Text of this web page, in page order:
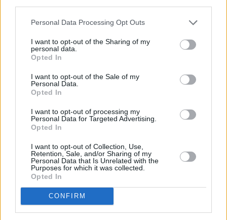
negar su consentimiento. Tenga en cuenta que algún
de su consentimiento, pero usted tiene el derecho de
rechazar tal procesamiento. Sus preferencias se aplicarán
cualquier momento entrando de nuevo en este sitio web o
visitando nuestra política de privacidad.
Personal Data Processing Opt Outs
I want to opt-out of the Sharing of my
personal data.
Opted In
I want to opt-out of the Sale of my
Personal Data.
Opted In
I want to opt-out of processing my
Personal Data for Targeted Advertising.
Opted In
I want to opt-out of Collection, Use,
Retention, Sale, and/or Sharing of my
Personal Data that Is Unrelated with the
Purposes for which it was collected.
Opted In
CONFIRM